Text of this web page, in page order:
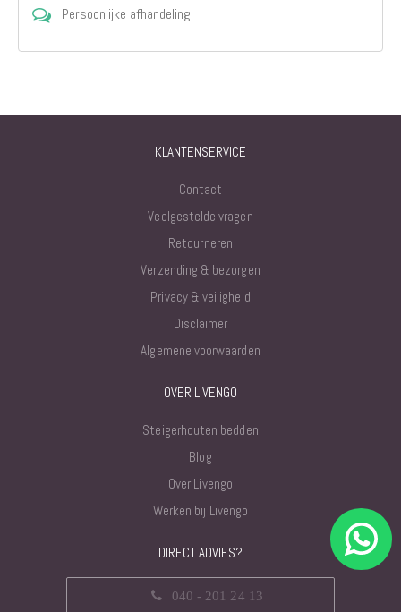
Persoonlijke afhandeling
KLANTENSERVICE
Contact
Veelgestelde vragen
Retourneren
Verzending & bezorgen
Privacy & veiligheid
Disclaimer
Algemene voorwaarden
OVER LIVENGO
Steigerhouten bedden
Blog
Over Livengo
Werken bij Livengo
DIRECT ADVIES?
040 - 201 24 13